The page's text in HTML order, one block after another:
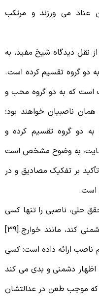
عناد می ورزند و مرتکب
دیدگاه شیخ مفید، به
گروه تقسیم کرده است.
است که به دو گروه محب و
ناصبیان خواهند بود؛
دو گروه تقسیم کرده و
به وضوح مشخص است
بر تفکیک مصادیق و در
حلی، ناصبی را تنها کسی
معرفی کرده است که با ائمۀ دین دشمنی کند، مانند خوارج.[39]
ارائه داده است: کسی
دشمنی و بدی می کند
موجب طعن در عدالتشان